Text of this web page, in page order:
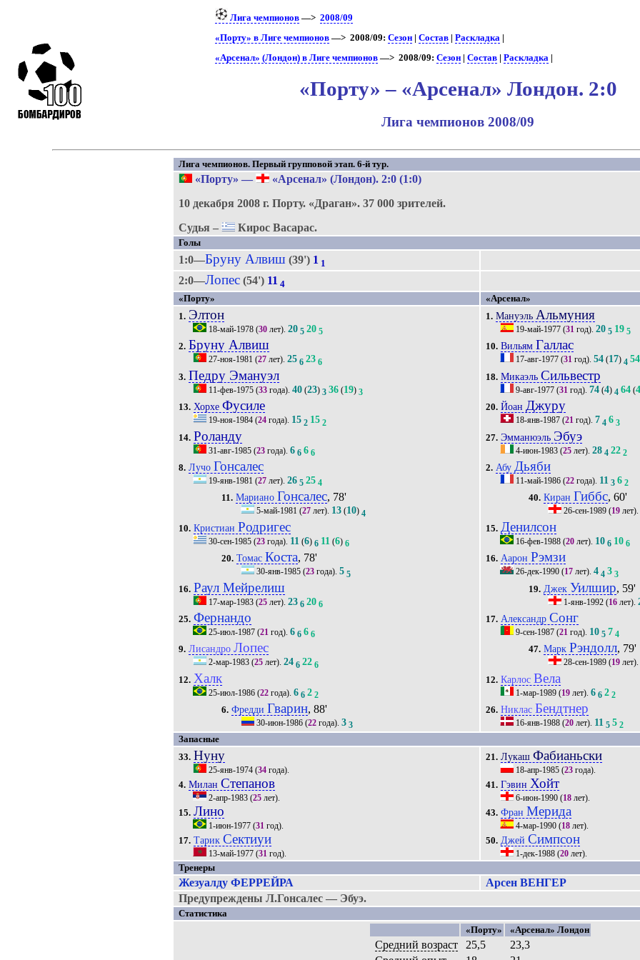
Лига чемпионов —>2008/09
«Порту» в Лиге чемпионов —> 2008/09:Сезон |Состав |Раскладка |
«Арсенал» (Лондон) в Лиге чемпионов —> 2008/09:Сезон |Состав |Раскладка |
«Порту» – «Арсенал» Лондон. 2:0
Лига чемпионов 2008/09
Лига чемпионов. Первый групповой этап. 6-й тур.
«Порту» — «Арсенал» (Лондон). 2:0 (1:0)
10 декабря 2008 г.Порту. «Драган».37 000 зрителей.
Судья –
Кирос Васарас.
Голы
1:0—Бруну Алвиш (39') 1 1
2:0—Лопес (54') 11 4
«Порту»
«Арсенал»
1. Элтон
18-май-1978 (30 лет).20 5 20 5
2. Бруну Алвиш
27-ноя-1981 (27 лет).25 6 23 6
3. Педру Эмануэл
11-фев-1975 (33 года).40 (23) 3 36 (19) 3
13. ХорхеФусиле
19-ноя-1984 (24 года). 15 2 15 2
14. Роланду
31-авг-1985 (23 года).6 6 6 6
8. Лучо Гонсалес
19-янв-1981 (27 лет).26 5 25 4
11. МарианоГонсалес, 78'
5-май-1981 (27лет). 13(10) 4
10. Кристиан Родригес
30-сен-1985 (23 года). 11 (6) 6 11 (6) 6
20. Томас Коста, 78'
30-янв-1985(23года). 5 5
16. Раул Мейрелиш
17-мар-1983 (25 лет).23 6 20 6
25. Фернандо
25-июл-1987 (21 год).6 6 6 6
9. ЛисандроЛопес
2-мар-1983 (25 лет).24 6 22 6
12. Халк
25-июл-1986 (22 года).6 6 2 2
6. Фредди Гварин, 88'
30-июн-1986(22года). 3 3
1. Мануэль Альмуния
19-май-1977 (31 год).20 5 19 5
10. ВильямГаллас
17-авг-1977 (31 год).54 (17) 4 54
18. МикаэльСильвестр
9-авг-1977 (31 год).74 (4) 4 64 (
20. Йоан Джуру
18-янв-1987 (21 год).7 4 6 3
27. Эмманюэль Эбуэ
4-июн-1983 (25 лет).28 4 22 2
2. Абу Дьяби
11-май-1986 (22 года). 11 3 6 2
40. КиранГиббс, 60'
26-сен-1989(19лет).
15. Денилсон
16-фев-1988 (20 лет). 10 6 10 6
16. Аарон Рэмзи
26-дек-1990 (17 лет).4 4 3 3
19. Джек Уилшир, 59'
1-янв-1992(16лет).
17. АлександрСонг
9-сен-1987 (21 год). 10 5 7 4
47. МаркРэндолл, 79'
28-сен-1989(19лет).
12. Карлос Вела
1-мар-1989 (19 лет).6 6 2 2
26. Никлас Бендтнер
16-янв-1988 (20 лет). 11 5 5 2
Запасные
33. Нуну
25-янв-1974 (34 года).
4. МиланСтепанов
2-апр-1983 (25 лет).
15. Лино
1-июн-1977 (31 год).
17. ТарикСектиуи
13-май-1977 (31 год).
21. ЛукашФабианьски
18-апр-1985 (23 года).
41. Гэвин Хойт
6-июн-1990 (18 лет).
43. Фран Мерида
4-мар-1990 (18 лет).
50. ДжейСимпсон
1-дек-1988 (20 лет).
Тренеры
Жезуалду ФЕРРЕЙРА
Арсен ВЕНГЕР
Предупреждены Л.Гонсалес — Эбуэ.
Статистика
«Порту»
«Арсенал» Лондон
Средний возраст 25,5
23,3